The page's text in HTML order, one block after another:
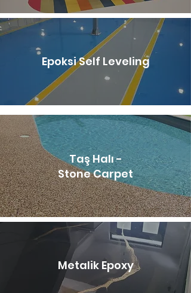
Epoksi Self Leveling
Taş Halı -
Stone Carpet
Metalik Epoxy